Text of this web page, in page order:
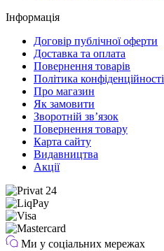
Інформація
Договір публічної оферти
Доставка та оплата
Повернення товарів
Політика конфіденційності
Про магазин
Як замовити
Зворотній зв’язок
Повернення товару
Карта сайту
Видавництва
Акції
Ми у соціальних мережах